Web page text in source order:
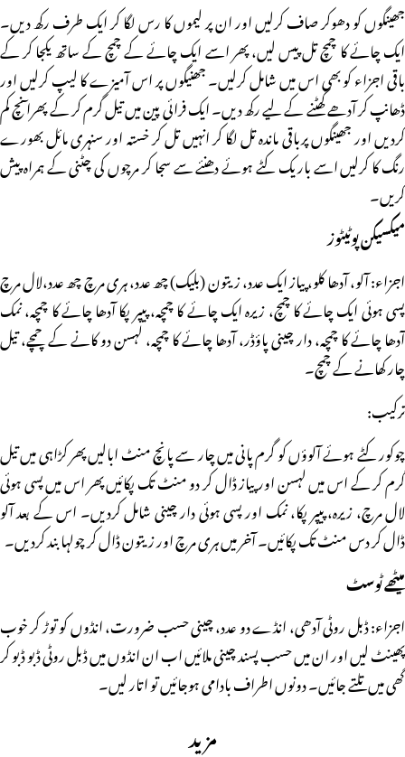
جھینگوں کو دھوکر صاف کرلیں اور ان پر لیموں کا رس لگا کر ایک طرف رکھ دیں۔
ایک چائے کا چمچ تل پیس لیں، پھر اسے ایک چائے کے چمچ کے ساتھ یکجا کر کے
باقی اجزاء کو بھی اس میں شامل کرلیں۔ جھنیگوں پر اس آمیزے کا لیپ کرلیں اور
ڈھانپ کر آدھے گھٹنے کے لیے رکھ دیں۔ ایک فرائی پین میں تیل گرم کر کے پھرا ٓنچ کم
کردیں اور جھینگوں پرباقی ماندہ تل لگا کر انہیں تل کر خستہ اور سنہری مائل بھورے
رنگ کا کرلیں اسے باریک کٹے ہوئے دھنئے سے سجا کر مرچوں کی چٹنی کے ہمراہ پیش
کریں۔
میکسیکن پوٹیٹوز
اجزاء: آلو، آدھا کلو، پیاز ایک عدد، زیتون (بلیک) چھ عدد، ہری مرچ چھ عدد،لال مرچ
پسی ہوئی ایک چائے کا چمچ، زیرہ ایک چائے کا چمچہ، پیپر پکا آدھا چائے کا چمچہ، نمک
آدھا چائے کا چمچہ، دار چینی پاؤڈر، آدھا چائے کا چمچہ، لہسن دو کانے کے چمچے، تیل
چار کھانے کے چمچ۔
ترکیب:
چوکور کٹے ہوئے آلوؤں کو گرم پانی میں چار سے پانچ منٹ ابالیں پھر کڑاہی میں تیل
گرم کر کے اس میں لہسن اور پیاز ڈال کر دو منٹ تک پکائیں پھر اس میں پسی ہوئی
لال مرچ، زیرہ، پیپر پکا، نمک اور پسی ہوئی دار چینی شامل کردیں۔ اس کے بعد آلو
ڈال کر دس منٹ تک پکائیں۔ آخر میں ہری مرچ اور زیتون ڈال کر چولہا بند کردیں۔
میٹھے ٹوسٹ
اجزاء: ڈبل روٹی آدھی، انڈے دو عدد، چینی حسب ضرورت، انڈوں کو توڑ کر خوب
پھینٹ لیں اور ان میں حسب پسند چینی ملائیں اب ان انڈوں میں ڈبل روٹی ڈبو ڈبو کر
گھی میں تلتے جائیں۔ دونوں اطراف بادامی ہوجائیں تو اتار لیں۔
مزید